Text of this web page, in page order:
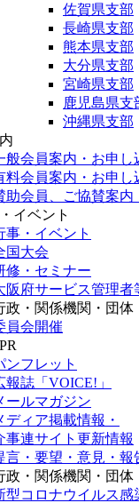
佐賀県支部
長崎県支部
熊本県支部
大分県支部
宮崎県支部
鹿児島県支
沖縄県支部
般会員案内・お申し
料会員案内・お申し
助会員、ご協賛案内
イベント
事・イベント
国大会
修・セミナー
阪府サービス管理者
政・関係機関・団体
員会開催
ンフレット
報誌「VOICE!」
ールマガジン
ディア掲載情報・
事連サイト更新情報
言・要望・意見・報
政・関係機関・団体
型コロナウイルス感